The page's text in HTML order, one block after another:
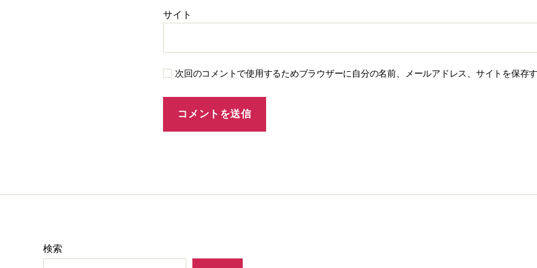
サイト
次回のコメントで使用するためブラウザーに自分の名前、メールアドレス、サイトを保存
検索